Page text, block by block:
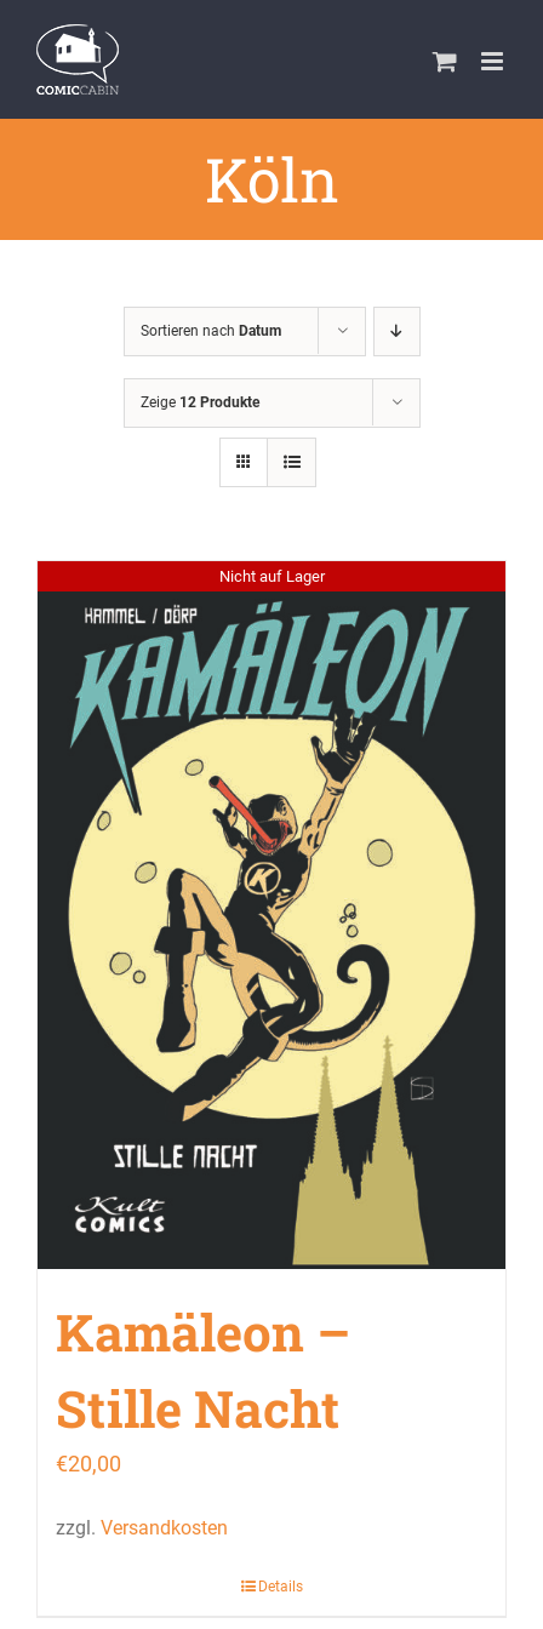
Inhalt
springen
Köln
Sortieren nach Datum
Zeige 12 Produkte
Nicht auf Lager
Kamäleon –
Stille Nacht
€20,00
zzgl. Versandkosten
Details